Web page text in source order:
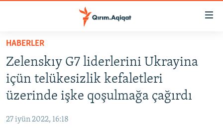
Esas
qaytmaq
Baş
navigatsiyağa
qaytmaq
Qıdıruvğa
qaytmaq
HABERLER
İQTİSADİYAT
MEDENİYET
HABERLER
Zelenskıy G7 liderlerini Ukrayina
içün telükesizlik kefaletleri
üzerinde işke qoşulmağa çağırdı
27 iyün 2022, 16:18